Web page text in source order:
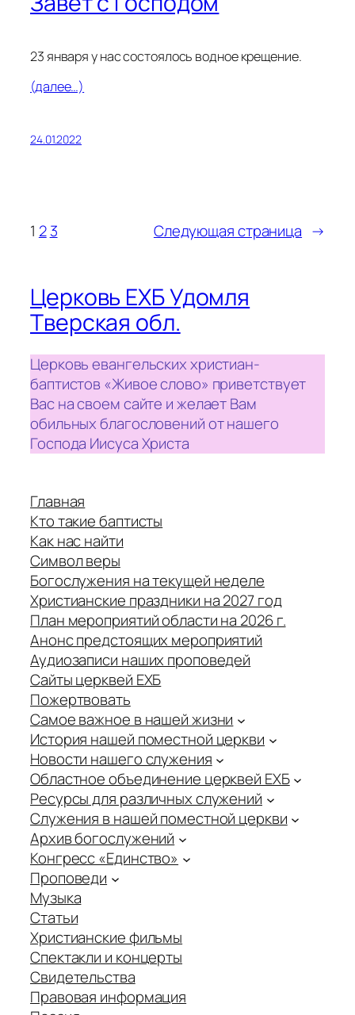
23 января у нас состоялось водное крещение.
(далее…)
24.01.2022
1 2 3 Следующая страница →
Церковь ЕХБ Удомля
Тверская обл.
Церковь евангельских христиан-
баптистов «Живое слово» приветствует
Вас на своем сайте и желает Вам
обильных благословений от нашего
Господа Иисуса Христа
Главная
Кто такие баптисты
Как нас найти
Символ веры
Богослужения на текущей неделе
Христианские праздники на 2027 год
План мероприятий области на 2026 г.
Анонс предстоящих мероприятий
Аудиозаписи наших проповедей
Сайты церквей ЕХБ
Пожертвовать
Самое важное в нашей жизни
История нашей поместной церкви
Новости нашего служения
Областное объединение церквей ЕХБ
Ресурсы для различных служений
Служения в нашей поместной церкви
Архив богослужений
Конгресс «Единство»
Проповеди
Музыка
Статьи
Христианские фильмы
Спектакли и концерты
Свидетельства
Правовая информация